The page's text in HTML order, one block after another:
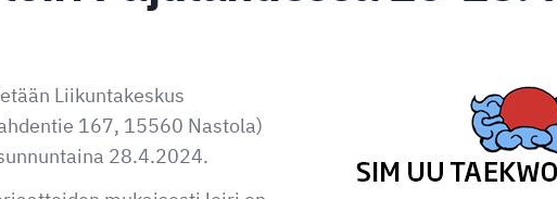
Liikuntakeskus
167, 15560 Nastola)
28.4.2024.